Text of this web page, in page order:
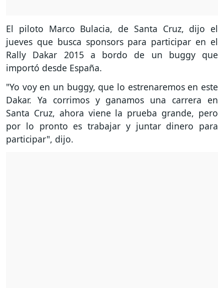
El piloto Marco Bulacia, de Santa Cruz, dijo el
jueves que busca sponsors para participar en el
Rally Dakar 2015 a bordo de un buggy que
importó desde España.
"Yo voy en un buggy, que lo estrenaremos en este
Dakar. Ya corrimos y ganamos una carrera en
Santa Cruz, ahora viene la prueba grande, pero
por lo pronto es trabajar y juntar dinero para
participar", dijo.